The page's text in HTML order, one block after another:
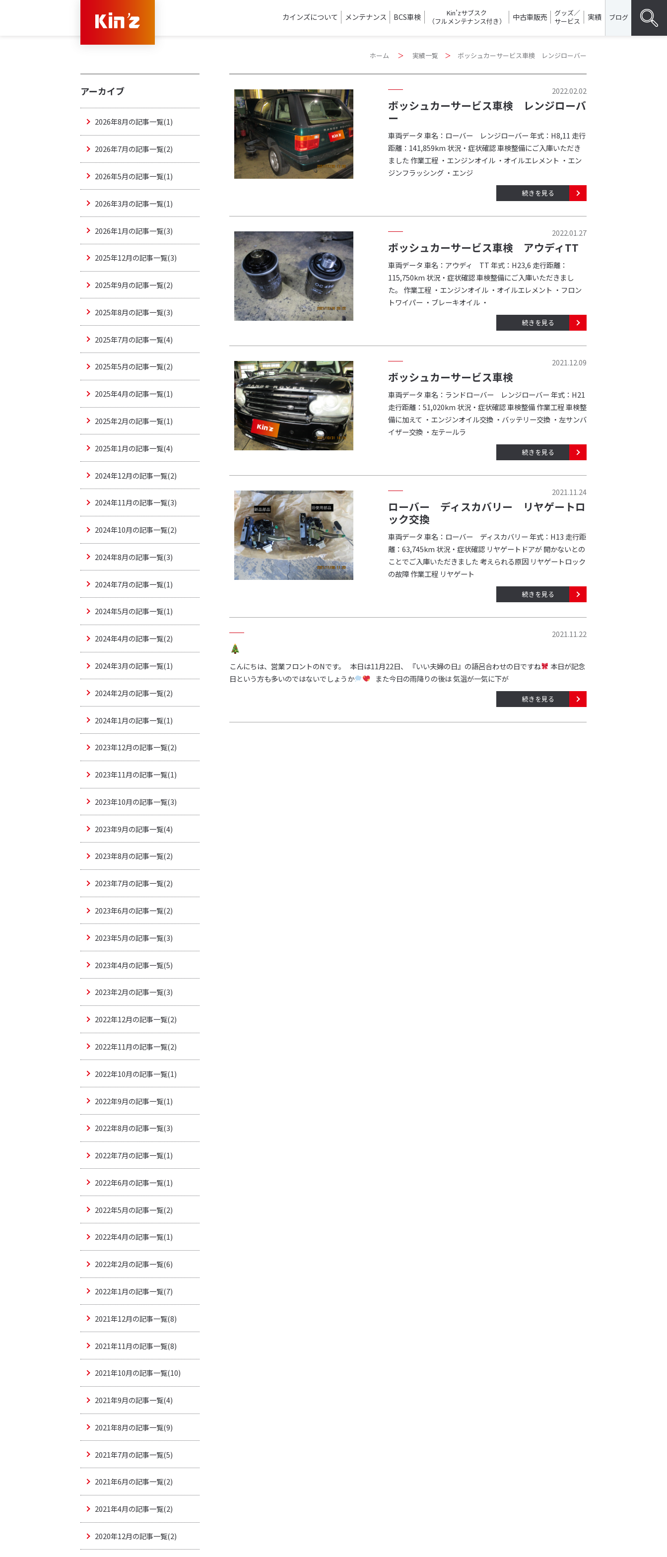
カインズについて メンテナンス BCS車検
Kin’zサブスク
（フルメンテナンス付き）
中古車販売
グッズ／
サービス
実績 ブログ
ホーム ＞ 実績一覧 ＞ ボッシュカーサービス車検 レンジローバー
2022.02.02
ボッシュカーサービス車検 レンジローバ
ー
車両データ 車名：ローバー レンジローバー 年式：H8,11 走行
距離：141,859km 状況・症状確認 車検整備にご入庫いただき
ました 作業工程 ・エンジンオイル ・オイルエレメント ・エン
ジンフラッシング ・エンジ
続きを見る
2022.01.27
ボッシュカーサービス車検 アウディTT
車両データ 車名：アウディ TT 年式：H23,6 走行距離：
115,750km 状況・症状確認 車検整備にご入庫いただきまし
た。 作業工程 ・エンジンオイル ・オイルエレメント ・フロン
トワイパー ・ブレーキオイル ・
続きを見る
2021.12.09
ボッシュカーサービス車検
車両データ 車名：ランドローバー レンジローバー 年式：H21
走行距離：51,020km 状況・症状確認 車検整備 作業工程 車検整
備に加えて ・エンジンオイル交換 ・バッテリー交換 ・左サンバ
イザー交換 ・左テールラ
続きを見る
2021.11.24
ローバー ディスカバリー リヤゲートロ
ック交換
車両データ 車名：ローバー ディスカバリー 年式：H13 走行距
離：63,745km 状況・症状確認 リヤゲートドアが 開かないとの
ことでご入庫いただきました 考えられる原因 リヤゲートロック
の故障 作業工程 リヤゲート
続きを見る
2021.11.22
こんにちは、営業フロントのNです。 本日は11月22日、 『いい夫婦の日』の語呂合わせの日ですね
本日が記念
日という方も多いのではないでしょうか
また今日の雨降りの後は 気温が一気に下が
続きを見る
アーカイブ
2026年8月の記事一覧(1)
2026年7月の記事一覧(2)
2026年5月の記事一覧(1)
2026年3月の記事一覧(1)
2026年1月の記事一覧(3)
2025年12月の記事一覧(3)
2025年9月の記事一覧(2)
2025年8月の記事一覧(3)
2025年7月の記事一覧(4)
2025年5月の記事一覧(2)
2025年4月の記事一覧(1)
2025年2月の記事一覧(1)
2025年1月の記事一覧(4)
2024年12月の記事一覧(2)
2024年11月の記事一覧(3)
2024年10月の記事一覧(2)
2024年8月の記事一覧(3)
2024年7月の記事一覧(1)
2024年5月の記事一覧(1)
2024年4月の記事一覧(2)
2024年3月の記事一覧(1)
2024年2月の記事一覧(2)
2024年1月の記事一覧(1)
2023年12月の記事一覧(2)
2023年11月の記事一覧(1)
2023年10月の記事一覧(3)
2023年9月の記事一覧(4)
2023年8月の記事一覧(2)
2023年7月の記事一覧(2)
2023年6月の記事一覧(2)
2023年5月の記事一覧(3)
2023年4月の記事一覧(5)
2023年2月の記事一覧(3)
2022年12月の記事一覧(2)
2022年11月の記事一覧(2)
2022年10月の記事一覧(1)
2022年9月の記事一覧(1)
2022年8月の記事一覧(3)
2022年7月の記事一覧(1)
2022年6月の記事一覧(1)
2022年5月の記事一覧(2)
2022年4月の記事一覧(1)
2022年2月の記事一覧(6)
2022年1月の記事一覧(7)
2021年12月の記事一覧(8)
2021年11月の記事一覧(8)
2021年10月の記事一覧(10)
2021年9月の記事一覧(4)
2021年8月の記事一覧(9)
2021年7月の記事一覧(5)
2021年6月の記事一覧(2)
2021年4月の記事一覧(2)
2020年12月の記事一覧(2)